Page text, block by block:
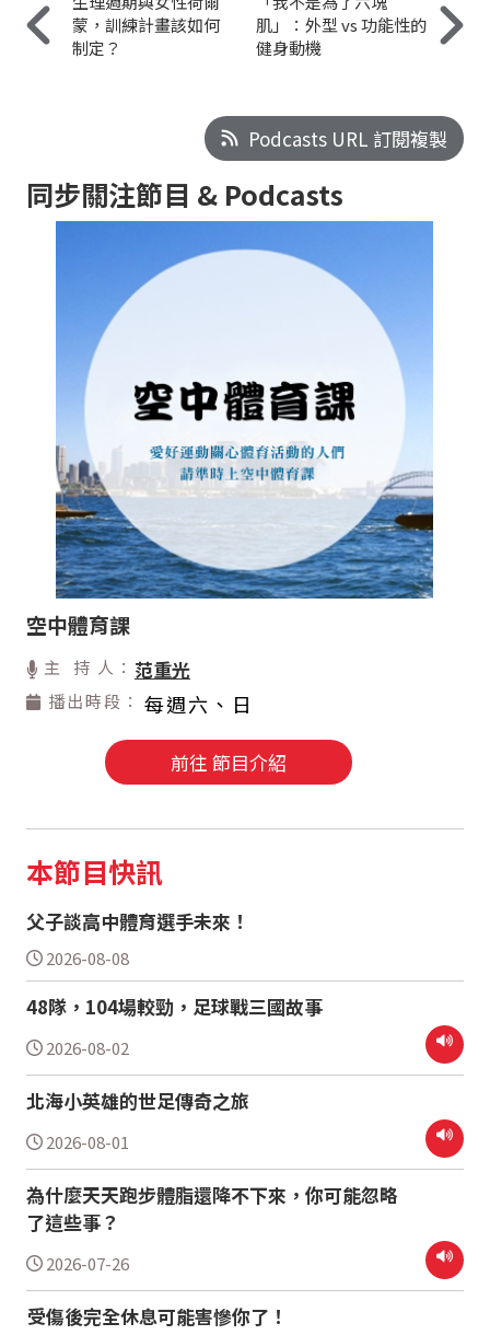
蒙，訓練計畫該如何
制定？
肌」：外型 vs 功能性的
健身動機
Podcasts URL 訂閱複製
同步關注節目 & Podcasts
空中體育課
主 持 人： 范重光
播出時段： 每週六、日
前往 節目介紹
本節目快訊
父子談高中體育選手未來！
2026-08-08
48隊，104場較勁，足球戰三國故事
2026-08-02
北海小英雄的世足傳奇之旅
2026-08-01
為什麼天天跑步體脂還降不下來，你可能忽略
了這些事？
2026-07-26
受傷後完全休息可能害慘你了！